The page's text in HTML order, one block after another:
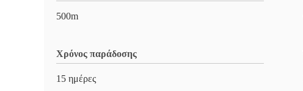
500m
Χρόνος παράδοσης
15 ημέρες